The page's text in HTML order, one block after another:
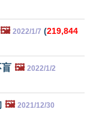
🖼️ 2022/1/7 (219,844
盲 🖼️ 2022/1/2
🖼️ 2021/12/30